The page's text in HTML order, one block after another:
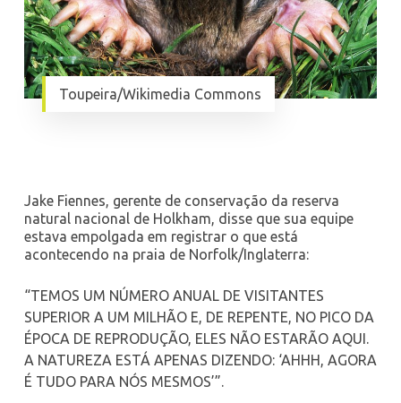
Toupeira/Wikimedia Commons
Jake Fiennes, gerente de conservação da reserva
natural nacional de Holkham, disse que sua equipe
estava empolgada em registrar o que está
acontecendo na praia de Norfolk/Inglaterra:
“TEMOS UM NÚMERO ANUAL DE VISITANTES
SUPERIOR A UM MILHÃO E, DE REPENTE, NO PICO DA
ÉPOCA DE REPRODUÇÃO, ELES NÃO ESTARÃO AQUI.
A NATUREZA ESTÁ APENAS DIZENDO: ‘AHHH, AGORA
É TUDO PARA NÓS MESMOS’”.